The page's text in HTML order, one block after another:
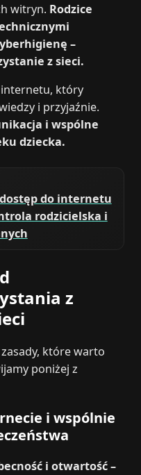
witryn. Rodzice
–
z sieci.
który
i przyjaźnie.
i wspólne
dziecka.
do internetu
rodzicielska i
z
które warto
poniżej z
i wspólnie
i otwartość –